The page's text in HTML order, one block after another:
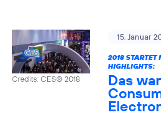
Credits: CES® 2018
15. Januar
2018 STARTET
HIGHLIGHTS:
Das